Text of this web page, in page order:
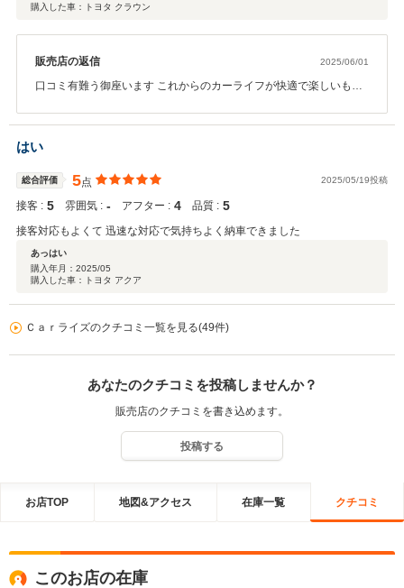
購入した車：トヨタ クラウン
販売店の返信 2025/06/01
口コミ有難う御座います これからのカーライフが快適で楽しいもの
はい
総合評価 5点 2025/05/19投稿
接客 : 5 雰囲気 : ‐ アフター : 4 品質 : 5
接客対応もよくて 迅速な対応で気持ちよく納車できました
あっはい
購入年月： 2025/05
購入した車：トヨタ アクア
Ｃａｒライズのクチコミ一覧を見る(49件)
あなたのクチコミを投稿しませんか？
販売店のクチコミを書き込めます。
投稿する
お店TOP 地図&アクセス 在庫一覧 クチコミ
このお店の在庫